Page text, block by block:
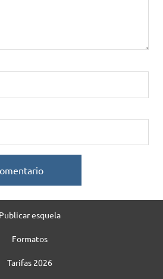
Publicar esquela
Formatos
Tarifas 2026